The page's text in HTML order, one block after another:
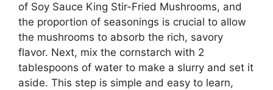
of Soy Sauce King Stir-Fried Mushrooms, and
the proportion of seasonings is crucial to allow
the mushrooms to absorb the rich, savory
flavor. Next, mix the cornstarch with 2
tablespoons of water to make a slurry and set it
aside. This step is simple and easy to learn,